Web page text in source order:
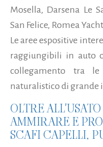
Mosella, Darsena Le
San Felice, Romea
Le aree espositive
raggiungibili in auto
collegamento tra
naturalistico di grande
OLTRE
AMMIRARE E
SCAFI CAPELLI,